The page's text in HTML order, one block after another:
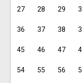
27 28 29
36 37 38
45 46 47
54 55 56